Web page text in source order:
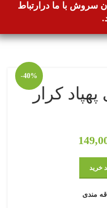
سروش با ما درارتباط
-40%
کرار
خرید
مندی